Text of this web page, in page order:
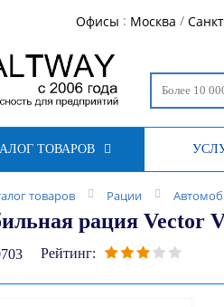
Офисы : Москва /
ТОВАРОВ
товаров Рации
рация Vector
Рейтинг: